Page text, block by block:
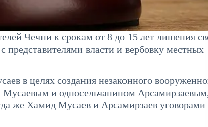
Чечни к срокам от 8 до 15 лет лишения
представителями власти и вербовку местных
в целях создания незаконного
и односельчанином
же Хамид Мусаев и Арсамирзаев уговорами